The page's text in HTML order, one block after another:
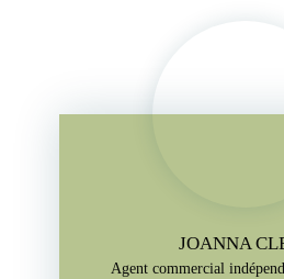
JOANNA
Agent commercial